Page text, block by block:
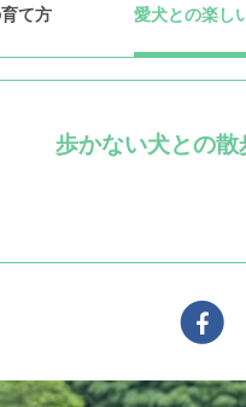
て方 愛犬との楽し
歩かない犬との